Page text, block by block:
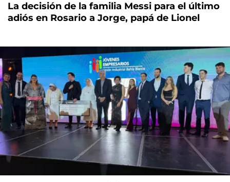
La decisión de la familia Messi para el último
adiós en Rosario a Jorge, papá de Lionel